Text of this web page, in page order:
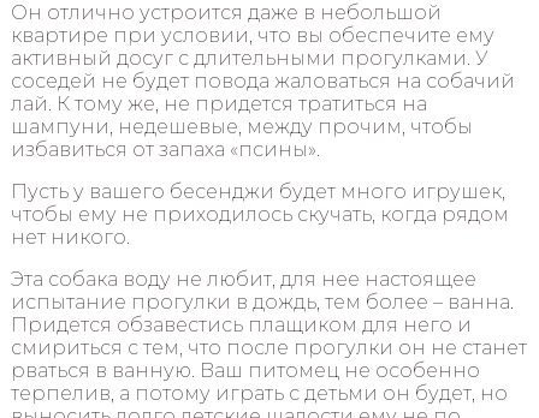
Он отлично устроится даже в небольшой
квартире при условии, что вы обеспечите ему
активный досуг с длительными прогулками. У
соседей не будет повода жаловаться на собачий
лай. К тому же, не придется тратиться на
шампуни, недешевые, между прочим, чтобы
избавиться от запаха «псины».
Пусть у вашего бесенджи будет много игрушек,
чтобы ему не приходилось скучать, когда рядом
нет никого.
Эта собака воду не любит, для нее настоящее
испытание прогулки в дождь, тем более – ванна.
Придется обзавестись плащиком для него и
смириться с тем, что после прогулки он не станет
рваться в ванную. Ваш питомец не особенно
терпелив, а потому играть с детьми он будет, но